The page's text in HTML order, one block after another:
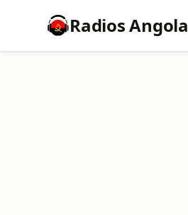
Radios Angola